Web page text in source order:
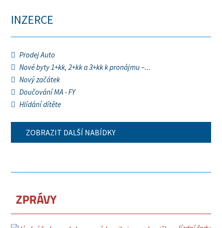
INZERCE
Prodej Auto
Nové byty 1+kk, 2+kk a 3+kk k pronájmu –...
Nový začátek
Doučování MA - FY
Hlídání dítěte
ZOBRAZIT DALŠÍ NABÍDKY
ZPRÁVY